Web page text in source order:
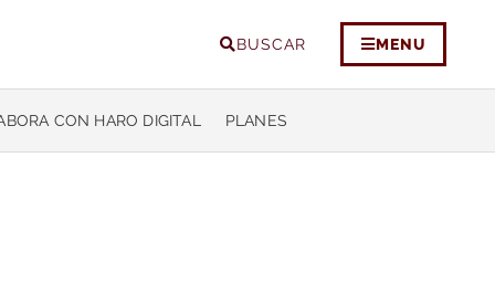
BUSCAR MENU
CON HARO DIGITAL PLANES